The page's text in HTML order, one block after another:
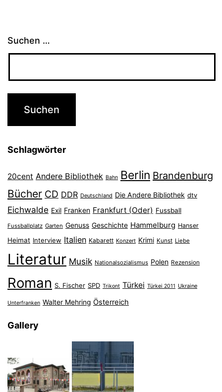
Suchen …
Schlagwörter
20cent Andere Bibliothek Bahn Berlin Brandenburg
Bücher CD DDR Deutschland Die Andere Bibliothek dtv
Eichwalde Exil Franken Frankfurt (Oder) Fussball
Fussballplatz Garten Genuss Geschichte Hammelburg Hanser
Heimat Interview Italien Kabarett Konzert Krimi Kunst Liebe
Literatur Musik Nationalsozialismus Polen Rezension
Roman S. Fischer SPD Trikont Türkei Türkei 2011 Ukraine
Unterfranken Walter Mehring Österreich
Gallery